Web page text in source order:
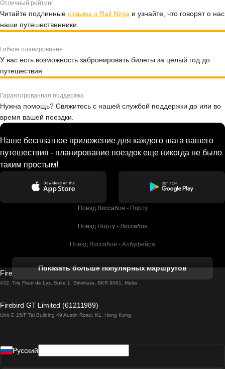
Отличный рейтинг
Читайте подлинные отзывы о Rail Ninja и узнайте, что говорят о нас
наши путешественники.
Гибкое планирование
У вас есть возможность забронировать билеты за целый год до
путешествия.
Гарантированная поддержка
Нужна помощь? Свяжитесь с нашей службой поддержки до или во
время вашей поездки.
Наше бесплатное приложение для каждого шага вашего
путешествия - планирование поездок еще никогда не было
таким простым!
Поезд Лиссабон - Порту
Поезд Порту - Лиссабон
Поезд Лиссабон - Албуфейра
Поезд Лиссабон - Лагос
Поезд Лиссабон - Мадрид
Показать больше популярных маршрутов
Firebird GT Limited (OC 1451)
432, Triq Fleur de Lys, Suite 1, Birkirkara, BKR 9061, Malta
Firebird GT Limited (61211989)
Unit G 15/F Tal Building 49 Austin Road, KL, Hong Kong
Pусский